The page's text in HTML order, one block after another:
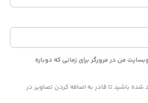
من در مرورگر برای زمانی که دوباره
شده باشید تا قادر به اضافه کردن تصاویر در